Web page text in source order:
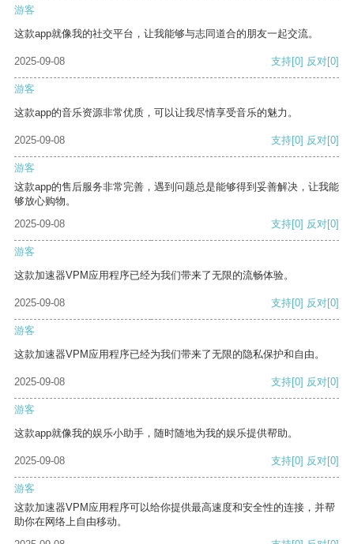
游客
这款app就像我的社交平台，让我能够与志同道合的朋友一起交流。
2025-09-08 支持[0] 反对[0]
游客
这款app的音乐资源非常优质，可以让我尽情享受音乐的魅力。
2025-09-08 支持[0] 反对[0]
游客
这款app的售后服务非常完善，遇到问题总是能够得到妥善解决，让我能
够放心购物。
2025-09-08
支持[0] 反对[0]
游客
这款加速器VPM应用程序已经为我们带来了无限的流畅体验。
2025-09-08 支持[0] 反对[0]
游客
这款加速器VPM应用程序已经为我们带来了无限的隐私保护和自由。
2025-09-08 支持[0] 反对[0]
游客
这款app就像我的娱乐小助手，随时随地为我的娱乐提供帮助。
2025-09-08 支持[0] 反对[0]
游客
这款加速器VPM应用程序可以给你提供最高速度和安全性的连接，并帮
助你在网络上自由移动。